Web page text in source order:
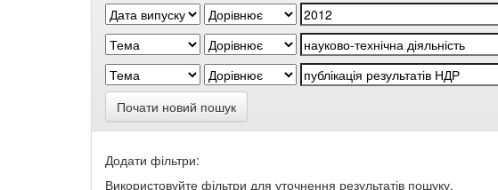
Почати новий пошук
Додати фільтри:
Використовуйте фільтри для уточнення результатів пошуку.